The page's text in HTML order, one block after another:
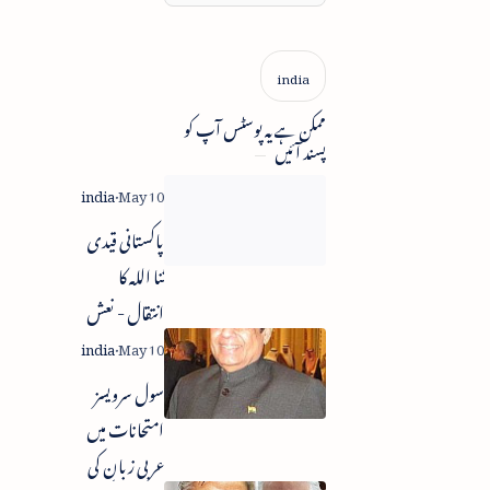
ممکن ہے یہ پوسٹس آپ کو
پسند آئیں
پاکستانی قیدی
ثنا اللہ کا
انتقال - نعش
پاکستان کے
حوالے
سول سرویسز
امتحانات میں
عربی زبان کی